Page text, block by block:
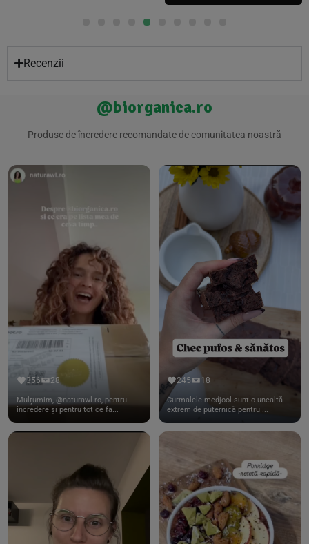
Recenzii
@biorganica.ro
Produse de încredere recomandate de comunitatea noastră
356 28
Mulțumim, @naturawl.ro, pentru
încredere și pentru tot ce fa...
245 18
Curmalele medjool sunt o unealtă
extrem de puternică pentru ...